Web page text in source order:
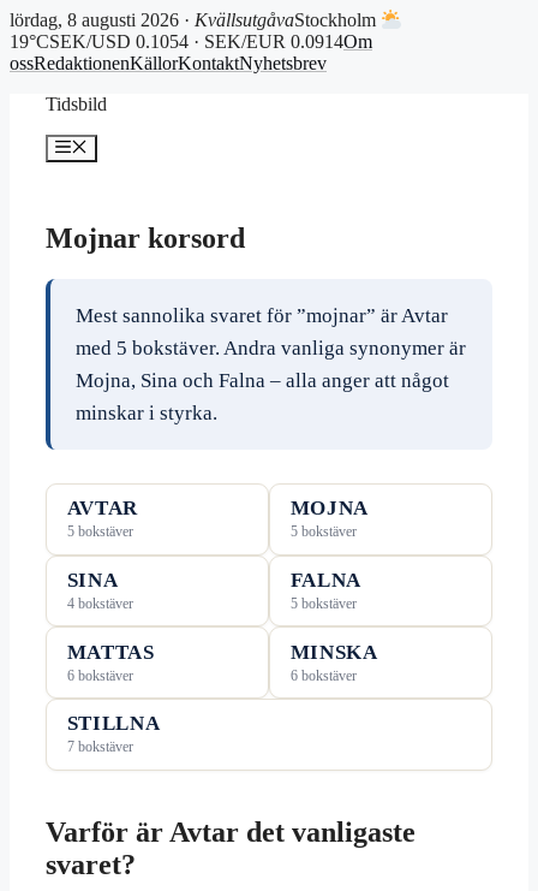
lördag, 8 augusti 2026 · KvällsutgåvaStockholm
19°CSEK/USD 0.1054 · SEK/EUR 0.0914Om
ossRedaktionenKällorKontaktNyhetsbrev
Tidsbild
Meny
Mojnar korsord
Mest sannolika svaret för ”mojnar” är Avtar
med 5 bokstäver. Andra vanliga synonymer är
Mojna, Sina och Falna – alla anger att något
minskar i styrka.
AVTAR
5 bokstäver
MOJNA
5 bokstäver
SINA
4 bokstäver
FALNA
5 bokstäver
MATTAS
6 bokstäver
MINSKA
6 bokstäver
STILLNA
7 bokstäver
Varför är Avtar det vanligaste
svaret?